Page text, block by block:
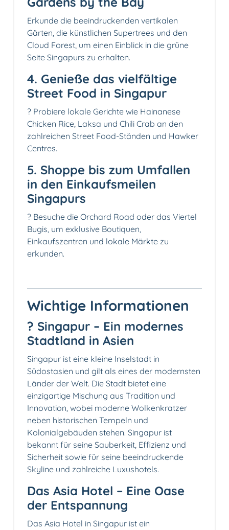
Erkunde die beeindruckenden vertikalen
Gärten, die künstlichen Supertrees und den
Cloud Forest, um einen Einblick in die grüne
Seite Singapurs zu erhalten.
4. Genieße das vielfältige
Street Food in Singapur
? Probiere lokale Gerichte wie Hainanese
Chicken Rice, Laksa und Chili Crab an den
zahlreichen Street Food-Ständen und Hawker
Centres.
5. Shoppe bis zum Umfallen
in den Einkaufsmeilen
Singapurs
?️ Besuche die Orchard Road oder das Viertel
Bugis, um exklusive Boutiquen,
Einkaufszentren und lokale Märkte zu
erkunden.
Wichtige Informationen
? Singapur – Ein modernes
Stadtland in Asien
Singapur ist eine kleine Inselstadt in
Südostasien und gilt als eines der modernsten
Länder der Welt. Die Stadt bietet eine
einzigartige Mischung aus Tradition und
Innovation, wobei moderne Wolkenkratzer
neben historischen Tempeln und
Kolonialgebäuden stehen. Singapur ist
bekannt für seine Sauberkeit, Effizienz und
Sicherheit sowie für seine beeindruckende
Skyline und zahlreiche Luxushotels.
Das Asia Hotel – Eine Oase
der Entspannung
Das Asia Hotel in Singapur ist ein